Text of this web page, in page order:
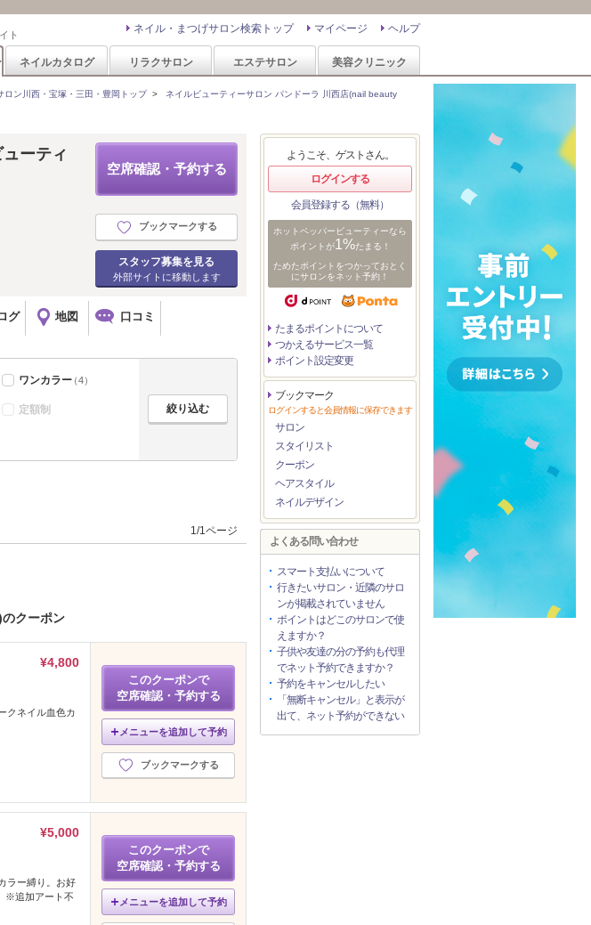
ト ヘルプ
マイページ
ネイル・まつげサロン検索トップ
ネイルカタログ リラクサロン エステサロン 美容クリニック
ロン川西・宝塚・三田・豊岡トップ> ネイルビューティーサロン パンドーラ 川西店(nail beauty
空席確認・予約する
ブックマークする
スタッフ募集を見る
外部サイトに移動します
ーティ
グ 地図 口コミ
ワンカラー（4）
定額制
1/1ページ
クーポン
¥4,800
クネイル血色カ
このクーポンで
空席確認・予約する
メニューを追加して予約
ブックマークする
¥5,000
ラー縛り。お好
※追加アート不
このクーポンで
空席確認・予約する
メニューを追加して予約
ようこそ、ゲストさん。
ログインする
会員登録する（無料）
ホットペッパービューティーなら
ポイントが1%たまる！
ためたポイントをつかっておとく
にサロンをネット予約！
たまるポイントについて
つかえるサービス一覧
ポイント設定変更
ブックマーク
ログインすると会員情報に保存できます
サロン
スタイリスト
クーポン
ヘアスタイル
ネイルデザイン
よくある問い合わせ
スマート支払いについて
行きたいサロン・近隣のサロ
ンが掲載されていません
ポイントはどこのサロンで使
えますか？
子供や友達の分の予約も代理
でネット予約できますか？
予約をキャンセルしたい
「無断キャンセル」と表示が
出て、ネット予約ができない